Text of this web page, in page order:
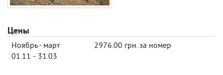
Цены
Ноябрь - март
01.11 - 31.03
2976.00 грн. за номер